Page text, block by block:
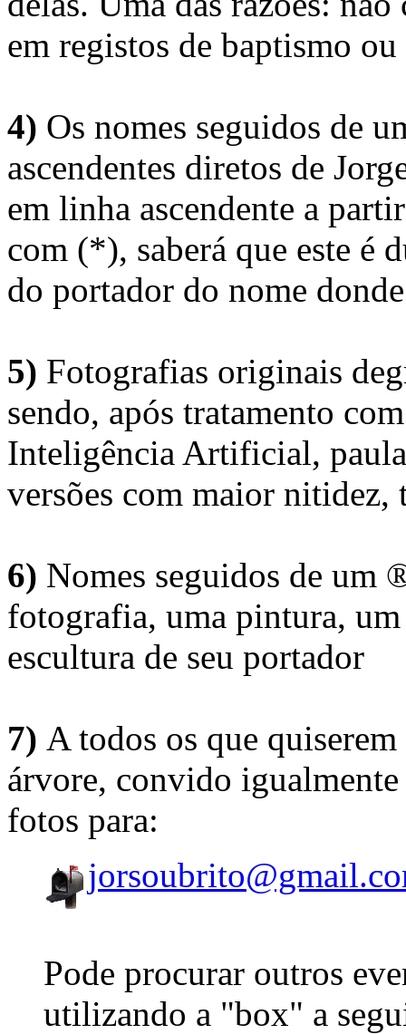
em registos de baptismo
4) Os nomes seguidos de
ascendentes diretos de
em linha ascendente a
com (*), saberá que este é
do portador do nome
5) Fotografias originais
sendo, após tratamento
Inteligência Artificial,
versões com maior nitidez,
6) Nomes seguidos de um
fotografia, uma pintura,
escultura de seu portador
7) A todos os que
árvore, convido
fotos para:
Pode procurar outros
utilizando a "box" a